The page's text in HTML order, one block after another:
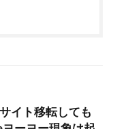
イト移転しても